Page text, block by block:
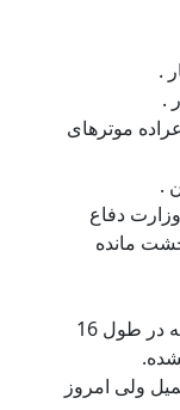
.
.
— ترانسپورت باربری کاماز که 3000 عراده موترهای
.
دفاع
مانده
لیسه هایی طبقه اناث وکودکستانها که در طول 16
ولی امروز